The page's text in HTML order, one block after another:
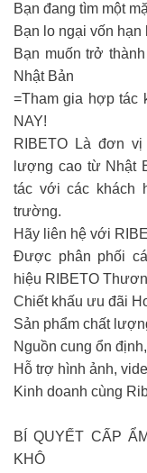
Bạn đang tìm một
Bạn lo ngại vốn hạn
Bạn muốn trở
Nhật Bản
=Tham gia hợp tác
NAY!
RIBETO Là đơn
lượng cao từ Nhật
tác với các khách
trường.
Hãy liên hệ với
Được phân phối
hiệu RIBETO
Chiết khấu ưu đãi
Sản phẩm chất
Nguồn cung ổn
Hỗ trợ hình ảnh,
Kinh doanh cùng
BÍ QUYẾT CẤP
KHÔ